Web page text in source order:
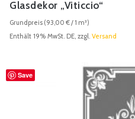
Glasdekor „Viticcio“
Grundpreis (93,00 €/ 1 m²)
Enthält 19% MwSt. DE, zzgl. Versand
Save